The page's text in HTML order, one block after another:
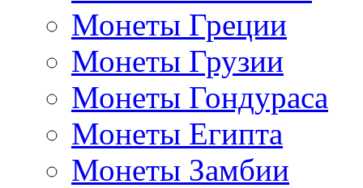
Монеты Греции
Монеты Грузии
Монеты Гондураса
Монеты Египта
Монеты Замбии